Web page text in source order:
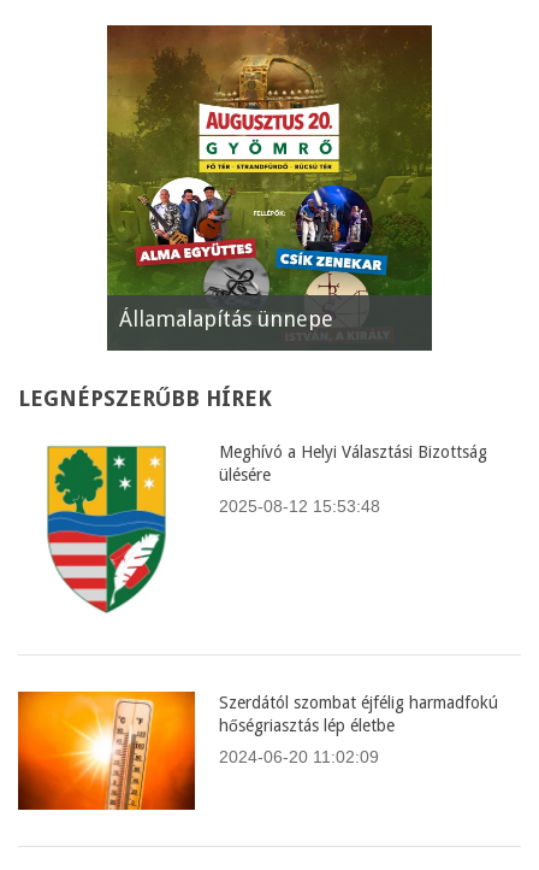
Államalapítás ünnepe
LEGNÉPSZERŰBB HÍREK
Meghívó a Helyi Választási Bizottság
ülésére
2025-08-12 15:53:48
Szerdától szombat éjfélig harmadfokú
hőségriasztás lép életbe
2024-06-20 11:02:09